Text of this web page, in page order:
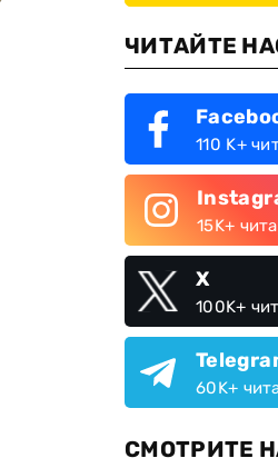
ЧИТАЙТЕ
110 K+
15K+
X
100K+
60K+
СМОТРИТЕ